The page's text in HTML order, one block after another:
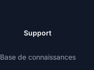
Support
Base de connaissances